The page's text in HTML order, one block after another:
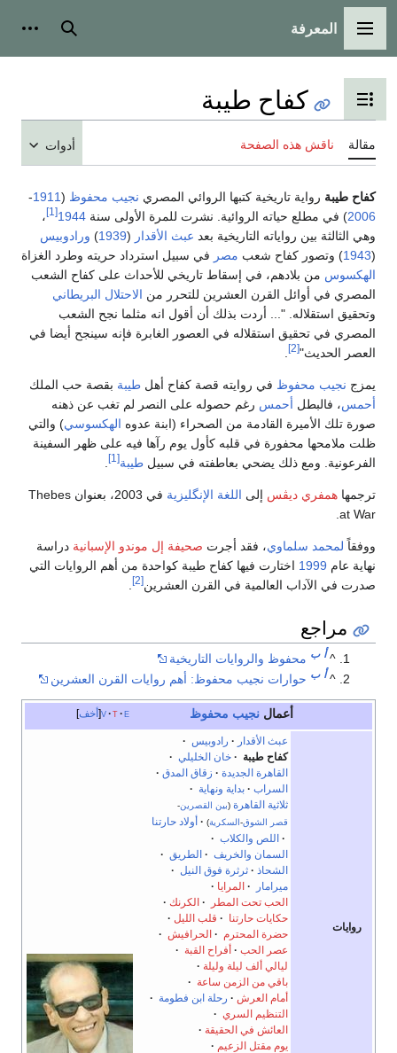
القائمة الرئيسية
المعرفة بحث
تبديل عرض جدول المحتويات
كفاح طيبة
مقالة ناقش هذه الصفحة أدوات
كفاح طيبة رواية تاريخية كتبها الروائي المصري نجيب محفوظ (
1911
-
2006) في مطلع حياته الروائية. نشرت للمرة الأولى سنة 1944
[1]
،
وهي الثالثة بين رواياته التاريخية بعد عبث الأقدار (
1939
) ورادوبيس
(
1943) وتصور كفاح شعب مصر في سبيل استرداد حريته وطرد الغزاة
الهكسوس من بلادهم، في إسقاط تاريخي للأحداث على كفاح الشعب
المصري في أوائل القرن العشرين للتحرر من الاحتلال البريطاني
وتحقيق استقلاله. "... أردت بذلك أن أقول انه مثلما نجح الشعب
المصري في تحقيق استقلاله في العصور الغابرة فإنه سينجح أيضا في
العصر الحديث‏"[2]
يمزج نجيب محفوظ في روايته قصة كفاح أهل طيبة بقصة حب الملك
أحمس، فالبطل أحمس رغم حصوله على النصر لم تغب عن ذهنه
صورة تلك الأميرة القادمة من الصحراء (ابنة عدوه الهكسوسي) والتي
ظلت ملامحها محفورة في قلبه كأول يوم رآها فيه على ظهر السفينة
الفرعونية. ومع ذلك يضحي بعاطفته في سبيل طيبة[1]
ترجمها همفري ديڤس إلى اللغة الإنگليزية
في 2003، بعنوان Thebes
at War.
ووفقاً لمحمد سلماوي، فقد أجرت صحيفة إل موندو الإسبانية دراسة
نهاية عام
اختارت فيها كفاح طيبة كواحدة من أهم الروايات التي
صدرت في الآداب العالمية في القرن العشرين‏‏[2]
مراجع
^أ ب محفوظ والروايات التاريخية
^أ ب حوارات نجيب محفوظ: أهم روايات القرن العشرين
أخف v t e أعمال نجيب محفوظ
روايات
عبث الأقدار رادوبيس ·
كفاح طيبة · خان الخليلي ·
القاهرة الجديدة · زقاق المدق ·
السراب · بداية ونهاية ·
ثلاثية القاهرة (بين القصرين-
قصر الشوق-السكرية)
· أولاد حارتنا
· اللص والكلاب ·
السمان والخريف · الطريق ·
الشحاذ
ثرثرة فوق النيل ·
ميرامار
· المرايا
الحب تحت المطر
· الكرنك
حكايات حارتنا · قلب الليل
حضرة المحترم · الحرافيش ·
عصر الحب · أفراح القبة ·
ليالي ألف ليلة وليلة
باقي من الزمن ساعة ·
أمام العرش
رحلة ابن فطومة ·
التنظيم السري ·
العائش في الحقيقة
يوم مقتل الزعيم